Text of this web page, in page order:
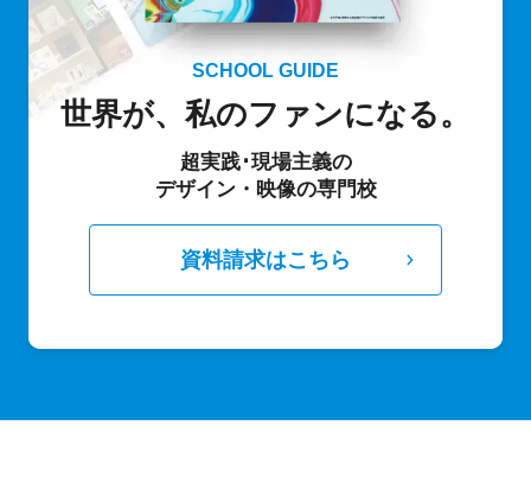
SCHOOL GUIDE
世界が、私のファンになる。
超実践･現場主義の
デザイン・映像の専門校
資料請求はこちら